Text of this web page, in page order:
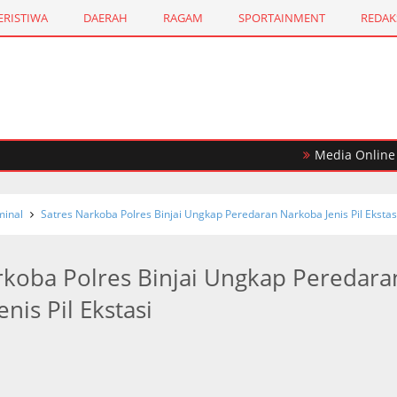
DAERAH RAGAM SPORTAINMENT
Media Online
Satres Narkoba Polres Binjai Ungkap Peredaran Narkoba Jenis Pil
Polres Binjai Ungkap
Pil Ekstasi